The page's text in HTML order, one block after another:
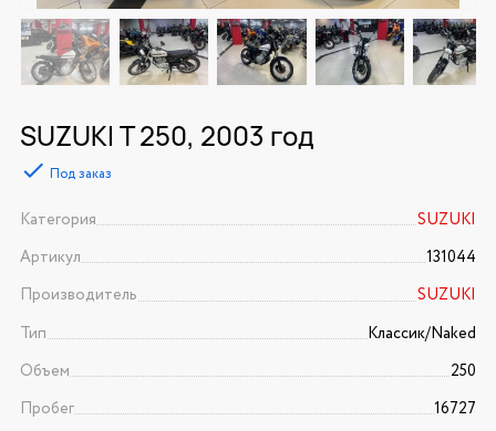
SUZUKI T 250, 2003 год
Под заказ
Категория
SUZUKI
Артикул
131044
Производитель
SUZUKI
Тип
Классик/Naked
Объем
250
Пробег
16727